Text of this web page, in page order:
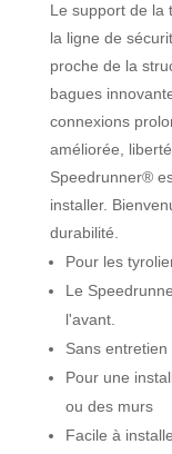
Le support de la
la ligne de
proche de la
bagues
connexions
améliorée,
Speedrunner®
installer.
durabilité.
Pour les
Le
l'avant.
Sans entretien
Pour une
ou des murs
Facile à